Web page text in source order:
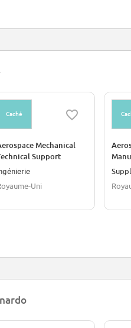
Caché
Mechanical
Support
(Level 3)
Uni